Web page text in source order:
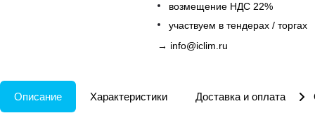
возмещение НДС 22%
участвуем в тендерах / торгах
→ info@iclim.ru
Описание Характеристики Доставка и оплата